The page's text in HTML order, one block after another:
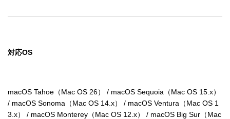
対応OS
macOS Tahoe（Mac OS 26） / macOS Sequoia（Mac OS 15.x）
/ macOS Sonoma（Mac OS 14.x） / macOS Ventura（Mac OS 1
3.x） / macOS Monterey（Mac OS 12.x） / macOS Big Sur（Mac